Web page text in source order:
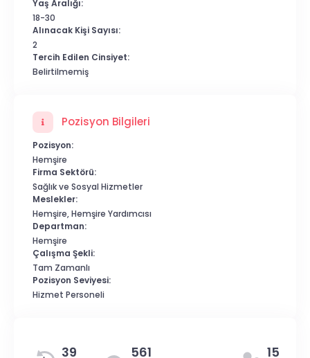
Yaş Aralığı:
18-30
Alınacak Kişi Sayısı:
2
Tercih Edilen Cinsiyet:
Belirtilmemiş
Pozisyon Bilgileri
Pozisyon:
Hemşire
Firma Sektörü:
Sağlık ve Sosyal Hizmetler
Meslekler:
Hemşire, Hemşire Yardımcısı
Departman:
Hemşire
Çalışma Şekli:
Tam Zamanlı
Pozisyon Seviyesi:
Hizmet Personeli
39 561 15